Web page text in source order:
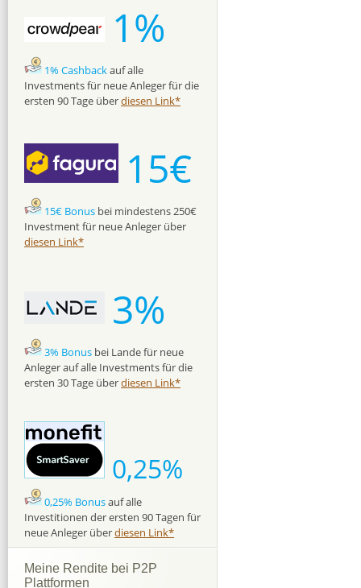
1%
1% Cashbackauf alle
Investments für neue Anleger für die
ersten 90 Tage überdiesen Link*
15€
15€ Bonus bei mindestens 250€
Investment für neue Anleger über
diesen Link*
3%
3% Bonus bei Lande für neue
Anleger auf alle Investments für die
ersten 30 Tage überdiesen Link*
0,25%
0,25% Bonusauf alle
Investitionen der ersten 90 Tagen für
neue Anleger überdiesen Link*
Meine Rendite bei P2P
Plattformen